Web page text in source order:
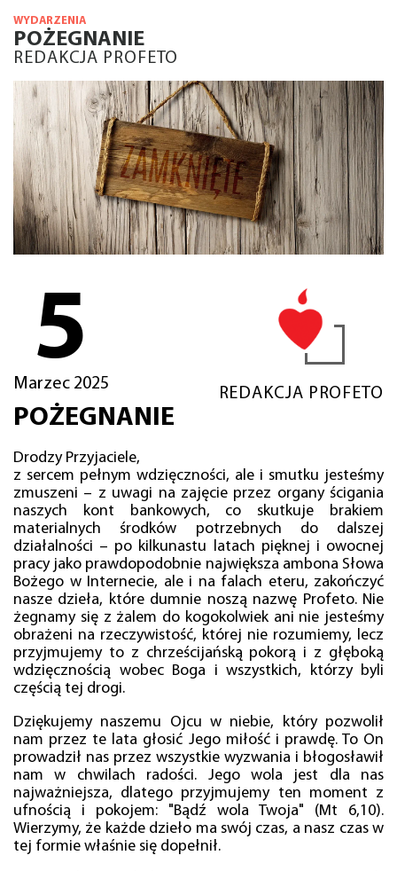
WYDARZENIA
POŻEGNANIE
REDAKCJA PROFETO
5
Marzec 2025
REDAKCJA PROFETO
POŻEGNANIE
Drodzy Przyjaciele,
z sercem pełnym wdzięczności, ale i smutku jesteśmy
zmuszeni – z uwagi na zajęcie przez organy ścigania
naszych kont bankowych, co skutkuje brakiem
materialnych środków potrzebnych do dalszej
działalności – po kilkunastu latach pięknej i owocnej
pracy jako prawdopodobnie największa ambona Słowa
Bożego w Internecie, ale i na falach eteru, zakończyć
nasze dzieła, które dumnie noszą nazwę Profeto. Nie
żegnamy się z żalem do kogokolwiek ani nie jesteśmy
obrażeni na rzeczywistość, której nie rozumiemy, lecz
przyjmujemy to z chrześcijańską pokorą i z głęboką
wdzięcznością wobec Boga i wszystkich, którzy byli
częścią tej drogi.
Dziękujemy naszemu Ojcu w niebie, który pozwolił
nam przez te lata głosić Jego miłość i prawdę. To On
prowadził nas przez wszystkie wyzwania i błogosławił
nam w chwilach radości. Jego wola jest dla nas
najważniejsza, dlatego przyjmujemy ten moment z
ufnością i pokojem: "Bądź wola Twoja" (Mt 6,10).
Wierzymy, że każde dzieło ma swój czas, a nasz czas w
tej formie właśnie się dopełnił.